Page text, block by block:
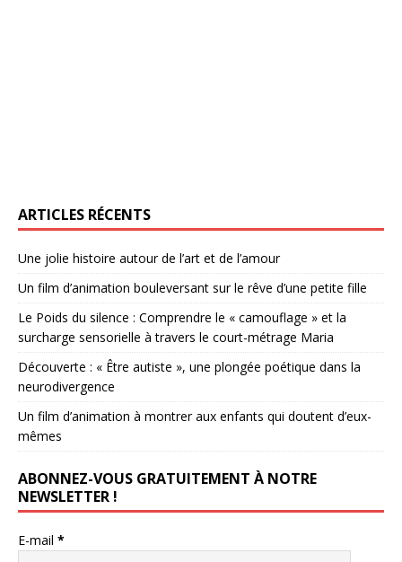
ARTICLES RÉCENTS
Une jolie histoire autour de l’art et de l’amour
Un film d’animation bouleversant sur le rêve d’une petite fille
Le Poids du silence : Comprendre le « camouflage » et la
surcharge sensorielle à travers le court-métrage Maria
Découverte : « Être autiste », une plongée poétique dans la
neurodivergence
Un film d’animation à montrer aux enfants qui doutent d’eux-
mêmes
ABONNEZ-VOUS GRATUITEMENT À NOTRE
NEWSLETTER !
E-mail *